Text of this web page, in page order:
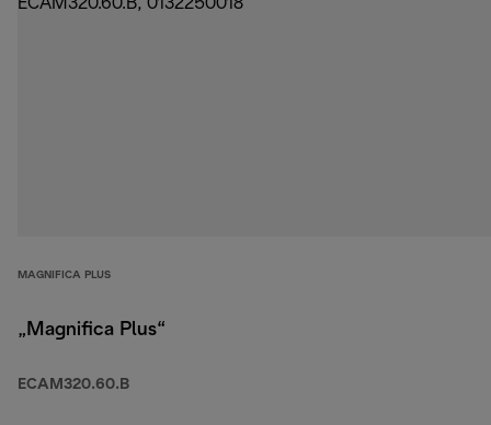
MAGNIFICA PLUS
„Magnifica Plus“
ECAM320.60.B